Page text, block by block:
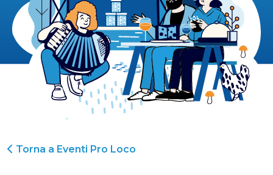
Torna a Eventi Pro Loco